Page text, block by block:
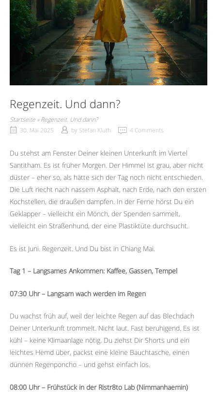
Regenzeit. Und dann?
Startseite »Regenzeit. Und dann?
30. Mai 2025
by Stefan Kluth 4 Comments
Du stehst am Fenster Deiner kleinen Unterkunft im Viertel
Santitham. Es ist früher Morgen. Der Himmel ist grau, aber nicht
düster – eher so, als hätte sich der Tag noch nicht entschieden.
Die Luft riecht nach nassem Asphalt, nach Erde, nach den ersten
Kochstellen, die draußen dampfen. In der Ferne hörst Du ein
Geklapper – vielleicht ein Mönch, der Spenden sammelt,
vielleicht ein Straßenhund, der eine Plastiktüte durchsucht.
Es ist Juni. Regenzeit. Und Du bist in Chiang Mai.
Tag 1 – Langsames Ankommen: Kaffee, Gassen, Tempel
07:30 Uhr – Langsam wach werden im Regen
Du wachst früh auf, weil der leichte Regen auf das Blechdach
Deiner Unterkunft trommelt. Nicht laut. Fast beruhigend. Es ist
kühl – keine Klimaanlage nötig. Du ziehst Dir Shorts und ein
leichtes Hemd über, packst eine kleine Bauchtasche, einen
dünnen Regenponcho – und gehst einfach los.
08:00 Uhr – Frühstück in der Ristr8to Lab (Nimmanhaemin)